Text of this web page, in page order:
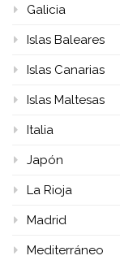
Galicia
Islas Baleares
Islas Canarias
Islas Maltesas
Italia
Japón
La Rioja
Madrid
Mediterráneo